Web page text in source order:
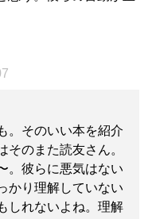
。そのいい本を紹介
そのまた読友さん。
。彼らに悪気はない
かり理解していない
しれないよね。理解